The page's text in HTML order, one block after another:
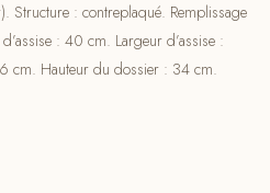
Structure : contreplaqué. Remplissage
: 40 cm. Largeur d’assise :
cm. Hauteur du dossier : 34 cm.